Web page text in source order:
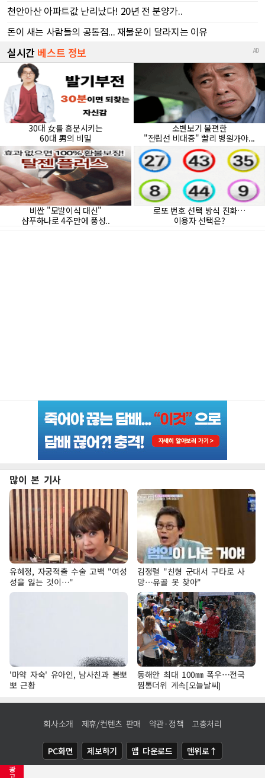
광
고
많이 본 기사
유혜정, 자궁적출 수술 고백 "여성
성을 잃는 것이…"
김정렬 "친형 군대서 구타로 사
망…유골 못 찾아"
'마약 자숙' 유아인, 남사친과 볼뽀
뽀 근황
동해안 최대 100㎜ 폭우…전국
찜통더위 계속[오늘날씨]
회사소개 제휴/컨텐츠 판매 약관·정책 고충처리
PC화면 제보하기 앱 다운로드 맨위로↑